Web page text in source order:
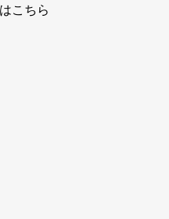
こちら